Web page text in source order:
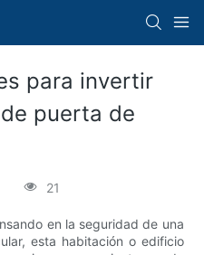
para invertir
puerta de
21
en la seguridad de una
esta habitación o edificio